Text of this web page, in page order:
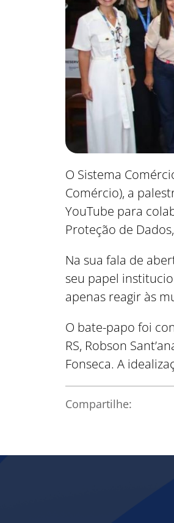
O Sistema
Comércio), a
YouTube para
Proteção de
Na sua fala de
seu papel
apenas reagir às
O bate-papo foi
RS, Robson
Fonseca. A
Compartilhe: